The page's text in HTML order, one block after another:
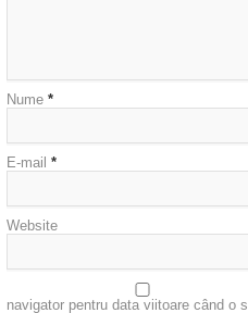
Nume *
E-mail *
Website
navigator pentru data viitoare când o